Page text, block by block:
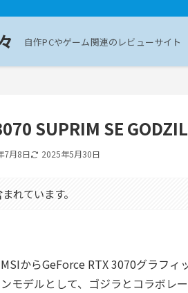
自作PCやゲーム関連のレビューサイト
SUPRIM SE
7月8日 2025年5月30日
れています。
MSIからGeForce RTX 3070グラフィ
ンモデルとして、ゴジラとコラボレ